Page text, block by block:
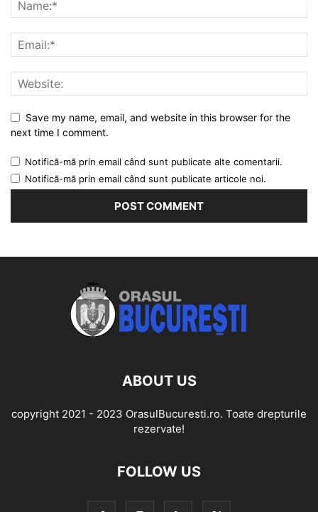
Save my name, email, and website in this browser for the
next time I comment.
Notifică-mă prin email când sunt publicate alte comentarii.
Notifică-mă prin email când sunt publicate articole noi.
ABOUT US
copyright 2021 - 2023 OrasulBucuresti.ro. Toate drepturile
rezervate!
FOLLOW US